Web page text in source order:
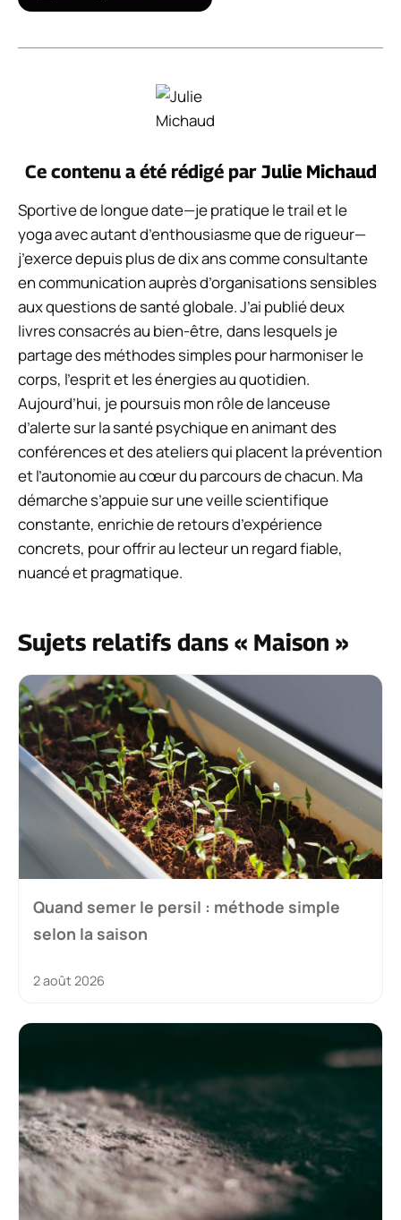
Ce contenu a été rédigé par Julie Michaud
Sportive de longue date—je pratique le trail et le
yoga avec autant d’enthousiasme que de rigueur—
j’exerce depuis plus de dix ans comme consultante
en communication auprès d’organisations sensibles
aux questions de santé globale. J’ai publié deux
livres consacrés au bien-être, dans lesquels je
partage des méthodes simples pour harmoniser le
corps, l’esprit et les énergies au quotidien.
Aujourd’hui, je poursuis mon rôle de lanceuse
d’alerte sur la santé psychique en animant des
conférences et des ateliers qui placent la prévention
et l’autonomie au cœur du parcours de chacun. Ma
démarche s’appuie sur une veille scientifique
constante, enrichie de retours d’expérience
concrets, pour offrir au lecteur un regard fiable,
nuancé et pragmatique.
Sujets relatifs dans « Maison »
Quand semer le persil : méthode simple
selon la saison
2 août 2026